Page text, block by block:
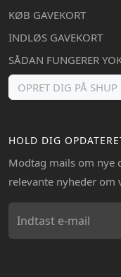
KØB GAVEKORT
INDLØS GAVEKORT
SÅDAN FUNGERER
OPRET DIG PÅ SHUP
HOLD DIG
Modtag mails om nye
relevante nyheder om